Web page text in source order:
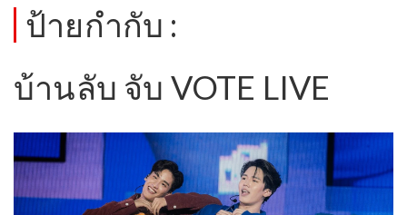
ป้ายกำกับ :
บ้านลับ จับ VOTE LIVE